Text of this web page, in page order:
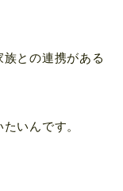
との連携がある
いんです。